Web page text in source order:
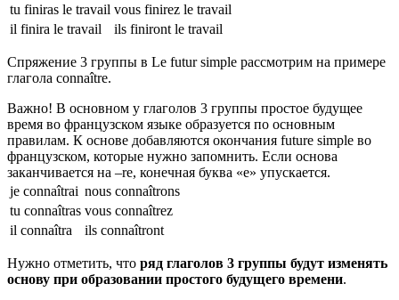
tu finiras le travail vous finirez le travail
il finira le travail
ils finiront le travail
Спряжение 3 группы в Le futur simple рассмотрим на примере
глагола connaître.
Важно! В основном у глаголов 3 группы простое будущее
время во французском языке образуется по основным
правилам. К основе добавляются окончания future simple во
французском, которые нужно запомнить. Если основа
заканчивается на –re, конечная буква «е» упускается.
je connaîtrai nous connaîtrons
tu connaîtras vous connaîtrez
il connaîtra
ils connaîtront
Нужно отметить, что ряд глаголов 3 группы будут изменять
основу при образовании простого будущего времени.